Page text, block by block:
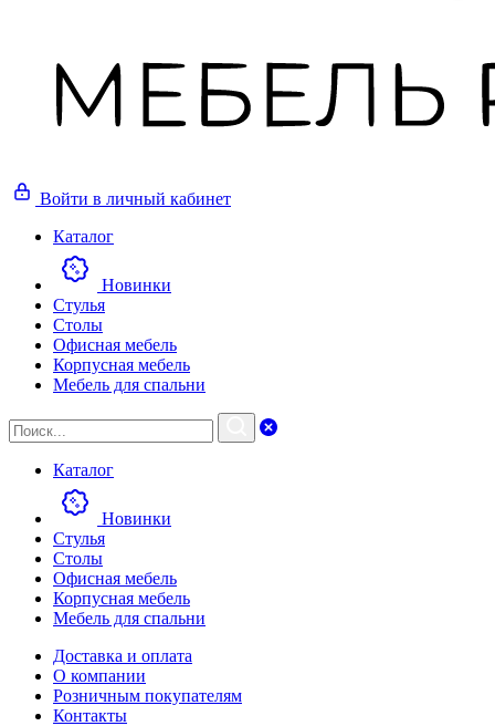
Войти в личный кабинет
Каталог
Новинки
Стулья
Столы
Офисная мебель
Корпусная мебель
Мебель для спальни
Каталог
Новинки
Стулья
Столы
Офисная мебель
Корпусная мебель
Мебель для спальни
Доставка и оплата
О компании
Розничным покупателям
Контакты